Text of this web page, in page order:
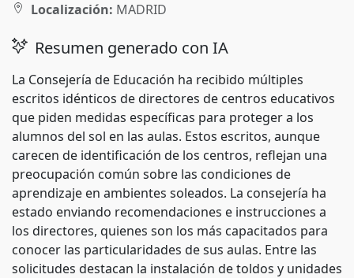
Localización: MADRID
Resumen generado con IA
La Consejería de Educación ha recibido múltiples
escritos idénticos de directores de centros educativos
que piden medidas específicas para proteger a los
alumnos del sol en las aulas. Estos escritos, aunque
carecen de identificación de los centros, reflejan una
preocupación común sobre las condiciones de
aprendizaje en ambientes soleados. La consejería ha
estado enviando recomendaciones e instrucciones a
los directores, quienes son los más capacitados para
conocer las particularidades de sus aulas. Entre las
solicitudes destacan la instalación de toldos y unidades